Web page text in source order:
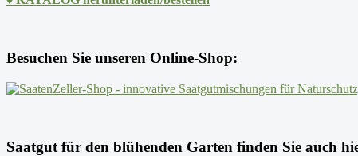
Besuchen Sie unseren Online-Shop:
Saatgut für den blühenden Garten finden Sie auch